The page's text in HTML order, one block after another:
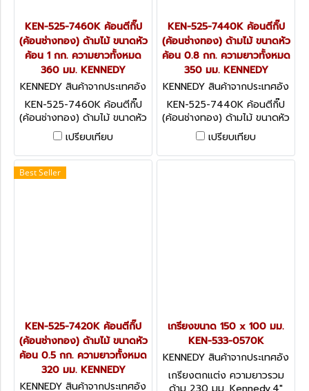
KEN-525-7460K ค้อนตีกิ๊ป
(ค้อนช่างทอง) ด้ามไม้ ขนาดหัว
ค้อน 1 กก. ความยาวทั้งหมด
360 มม. KENNEDY
KENNEDY สินค้าจากประเทศอัง
กฤษ KEN-525-7460K
KEN-525-7460K ค้อนตีกิ๊ป
(ค้อนช่างทอง) ด้ามไม้ ขนาดหัว
ค้อน 1 กก. ความยาวทั้งหมด
360 มม. KENNEDY
เปรียบเทียบ
KEN-525-7440K ค้อนตีกิ๊ป
(ค้อนช่างทอง) ด้ามไม้ ขนาดหัว
ค้อน 0.8 กก. ความยาวทั้งหมด
350 มม. KENNEDY
KENNEDY สินค้าจากประเทศอัง
กฤษ KEN-525-7440K
KEN-525-7440K ค้อนตีกิ๊ป
(ค้อนช่างทอง) ด้ามไม้ ขนาดหัว
ค้อน 0.8 กก. ความยาวทั้งหมด
350 มม. KENNEDY
เปรียบเทียบ
Best Seller
KEN-525-7420K ค้อนตีกิ๊ป
(ค้อนช่างทอง) ด้ามไม้ ขนาดหัว
ค้อน 0.5 กก. ความยาวทั้งหมด
320 มม. KENNEDY
KENNEDY สินค้าจากประเทศอัง
เกรียงขนาด 150 x 100 มม.
KEN-533-0570K
KENNEDY สินค้าจากประเทศอัง
กฤษ KEN-533-0570K
เกรียงตกแต่ง ความยาวรวม